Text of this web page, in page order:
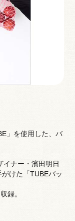
」を使用した、バ
イナー・濱田明日
けた「TUBEバッ
録。